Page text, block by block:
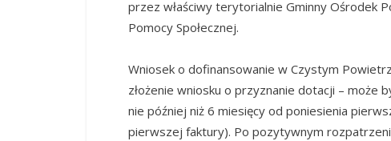
przez właściwy terytorialnie Gminny Ośrodek
Pomocy Społecznej.
Wniosek o dofinansowanie w Czystym
złożenie wniosku o przyznanie dotacji – może
nie później niż 6 miesięcy od poniesienia
pierwszej faktury). Po pozytywnym